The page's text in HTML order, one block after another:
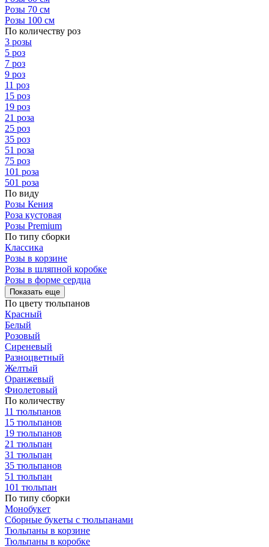
Розы 70 см
Розы 100 см
По количеству роз
3 розы
5 роз
7 роз
9 роз
11 роз
15 роз
19 роз
21 роза
25 роз
35 роз
51 роза
75 роз
101 роза
501 роза
По виду
Розы Кения
Роза кустовая
Розы Premium
По типу сборки
Классика
Розы в корзине
Розы в шляпной коробке
Розы в форме сердца
Показать еще
По цвету тюльпанов
Красный
Белый
Розовый
Сиреневый
Разноцветный
Желтый
Оранжевый
Фиолетовый
По количеству
11 тюльпанов
15 тюльпанов
19 тюльпанов
21 тюльпан
31 тюльпан
35 тюльпанов
51 тюльпан
101 тюльпан
По типу сборки
Монобукет
Сборные букеты с тюльпанами
Тюльпаны в корзине
Тюльпаны в коробке